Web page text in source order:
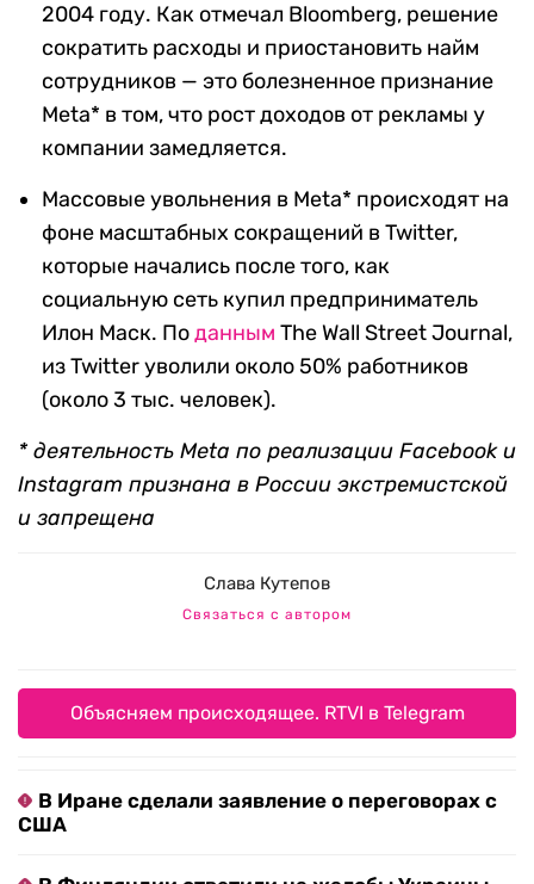
2004 году. Как отмечал Bloomberg, решение
сократить расходы и приостановить найм
сотрудников — это болезненное признание
Meta* в том, что рост доходов от рекламы у
компании замедляется.
Массовые увольнения в Meta* происходят на
фоне масштабных сокращений в Twitter,
которые начались после того, как
социальную сеть купил предприниматель
Илон Маск. Поданным The Wall Street Journal,
из Twitter уволили около 50% работников
(около 3 тыс. человек).
* деятельность Meta по реализации Facebook и
Instagram признана в России экстремистской
и запрещена
Слава Кутепов
Связаться с автором
Объясняем происходящее. RTVI в Telegram
В Иране сделали заявление о переговорах с
США